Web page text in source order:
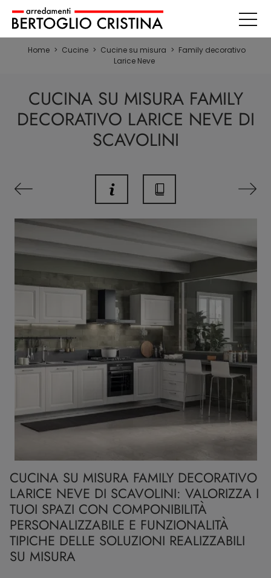
Home > Cucine > Cucine su misura > Family decorativo
Larice Neve
CUCINA SU MISURA FAMILY
DECORATIVO LARICE NEVE DI
SCAVOLINI
CUCINA SU MISURA FAMILY DECORATIVO
LARICE NEVE DI SCAVOLINI: VALORIZZA I
TUOI SPAZI CON COMPONIBILITÀ
PERSONALIZZABILE E FUNZIONALITÀ
TIPICHE DELLE SOLUZIONI REALIZZABILI
SU MISURA